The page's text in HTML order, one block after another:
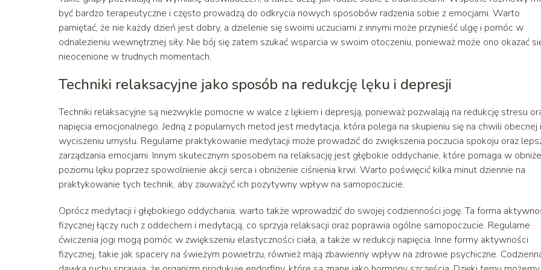
być bardzo terapeutyczne i często prowadzą do odkrycia nowych sposobów radzenia sobie z emocjami. Warto
pamiętać, że nie każdy dzień jest dobry, a dzielenie się swoimi uczuciami z innymi może przynieść ulgę i pomóc w
odnalezieniu wewnętrznej siły. Nie bój się zatem szukać wsparcia w swoim otoczeniu, ponieważ może ono okazać
nieocenione w trudnych momentach.
Techniki relaksacyjne jako sposób na redukcję lęku i depresji
Techniki relaksacyjne są niezwykle pomocne w walce z lękiem i depresją, ponieważ pozwalają na redukcję stresu
napięcia emocjonalnego. Jedną z popularnych metod jest medytacja, która polega na skupieniu się na chwili obecnej i
wyciszeniu umysłu. Regularne praktykowanie medytacji może prowadzić do zwiększenia poczucia spokoju oraz
zarządzania emocjami. Innym skutecznym sposobem na relaksację jest głębokie oddychanie, które pomaga w
poziomu lęku poprzez spowolnienie akcji serca i obniżenie ciśnienia krwi. Warto poświęcić kilka minut dziennie na
praktykowanie tych technik, aby zauważyć ich pozytywny wpływ na samopoczucie.
Oprócz medytacji i głębokiego oddychania, warto także wprowadzić do swojej codzienności jogę. Ta forma
fizycznej łączy ruch z oddechem i medytacją, co sprzyja relaksacji oraz poprawia ogólne samopoczucie. Regularne
ćwiczenia jogi mogą pomóc w zwiększeniu elastyczności ciała, a także w redukcji napięcia. Inne formy aktywności
fizycznej, takie jak spacery na świeżym powietrzu, również mają zbawienny wpływ na zdrowie psychiczne.